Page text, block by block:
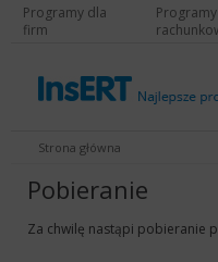
Programy dla
firm
Strona główna
Pobieranie
Za chwilę nastąpi pobieranie